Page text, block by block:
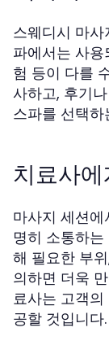
스웨디시 마
파에서는 사
험 등이 다를
사하고, 후기
스파를 선택
치료사
마사지 세션
명히 소통하
해 필요한 부
의하면 더욱
료사는 고객
공할 것입니다.